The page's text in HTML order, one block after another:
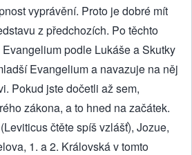
vyprávění. Proto je dobré mít
z předchozích. Po těchto
podle Lukáše a Skutky
Evangelium a navazuje na něj
Pokud jste dočetli až sem,
zákona, a to hned na začátek.
čtěte spíš vzlášť), Jozue,
1. a 2. Královská v tomto